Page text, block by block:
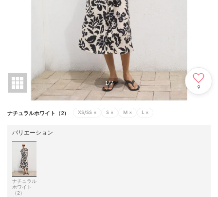
1/7
9
ナチュラルホワイト（2） XS/SS × S × M × L ×
バリエーション
ナチュラル
ホワイト
（2）